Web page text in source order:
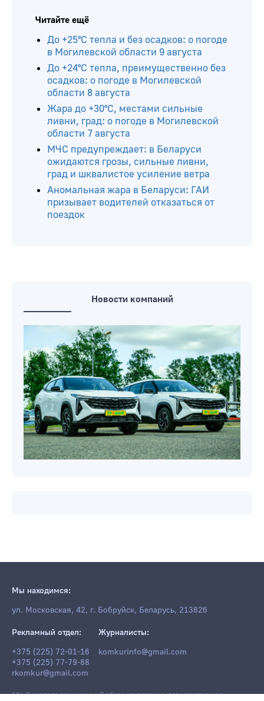
Читайте ещё
До +25°С тепла и без осадков: о погоде
в Могилевской области 9 августа
До +24°С тепла, преимущественно без
осадков: о погоде в Могилевской
области 8 августа
Жара до +30°С, местами сильные
ливни, град: о погоде в Могилевской
области 7 августа
МЧС предупреждает: в Беларуси
ожидаются грозы, сильные ливни,
град и шквалистое усиление ветра
Аномальная жара в Беларуси: ГАИ
призывает водителей отказаться от
поездок
Новости компаний
Мы находимся:
ул. Московская, 42, г. Бобруйск, Беларусь, 213826
Рекламный отдел:
+375 (225) 72-01-16
+375 (225) 77-79-88
rkomkur@gmail.com
Журналисты:
komkurinfo@gmail.com
18+ Все права защищены. Любое копирование, перепечатка или